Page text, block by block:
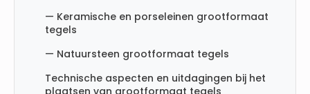
— Keramische en porseleinen grootformaat
tegels
— Natuursteen grootformaat tegels
Technische aspecten en uitdagingen bij het
plaatsen van grootformaat tegels